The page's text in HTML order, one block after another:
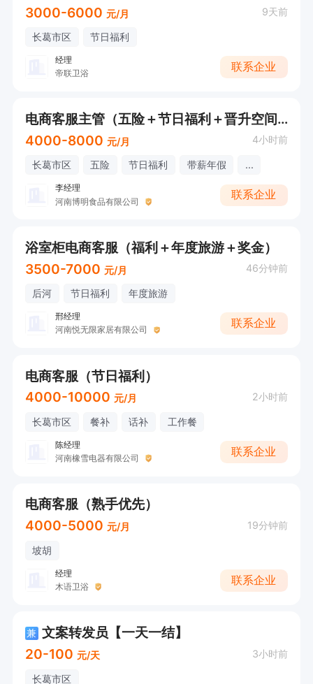
3000-6000 元/月 9天前
长葛市区 节日福利
经理
帝联卫浴
联系企业
电商客服主管（五险＋节日福利＋晋升空间）
4000-8000 元/月 4小时前
长葛市区 五险 节日福利 带薪年假 ...
李经理
河南博明食品有限公司
联系企业
浴室柜电商客服（福利＋年度旅游＋奖金）
3500-7000 元/月 46分钟前
后河 节日福利 年度旅游
邢经理
河南悦无限家居有限公司
联系企业
电商客服（节日福利）
4000-10000 元/月 2小时前
长葛市区 餐补 话补 工作餐
陈经理
河南橡雪电器有限公司
联系企业
电商客服（熟手优先）
4000-5000 元/月 19分钟前
坡胡
经理
木语卫浴
联系企业
兼 文案转发员【一天一结】
20-100 元/天 3小时前
长葛市区